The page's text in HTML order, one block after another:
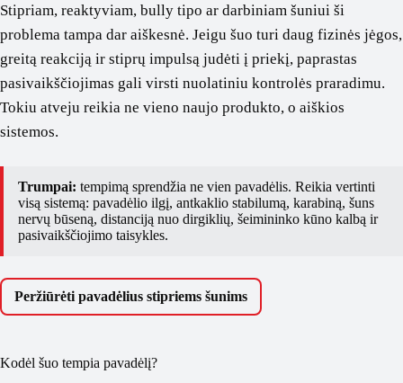
Stipriam, reaktyviam, bully tipo ar darbiniam šuniui ši
problema tampa dar aiškesnė. Jeigu šuo turi daug fizinės jėgos,
greitą reakciją ir stiprų impulsą judėti į priekį, paprastas
pasivaikščiojimas gali virsti nuolatiniu kontrolės praradimu.
Tokiu atveju reikia ne vieno naujo produkto, o aiškios
sistemos.
Trumpai: tempimą sprendžia ne vien pavadėlis. Reikia vertinti
visą sistemą: pavadėlio ilgį, antkaklio stabilumą, karabiną, šuns
nervų būseną, distanciją nuo dirgiklių, šeimininko kūno kalbą ir
pasivaikščiojimo taisykles.
Peržiūrėti pavadėlius stipriems šunims
Kodėl šuo tempia pavadėlį?